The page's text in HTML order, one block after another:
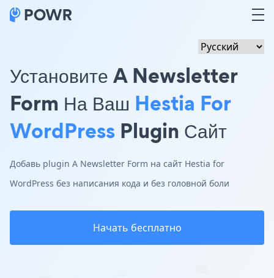
Установите A Newsletter
Form На Ваш Hestia For
WordPress Plugin Сайт
Добавь plugin A Newsletter Form на сайт Hestia for
WordPress без написания кода и без головной боли
Начать бесплатно